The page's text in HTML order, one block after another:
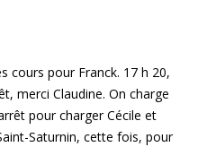
cours pour Franck. 17 h 20,
merci Claudine. On charge
pour charger Cécile et
Saturnin, cette fois, pour